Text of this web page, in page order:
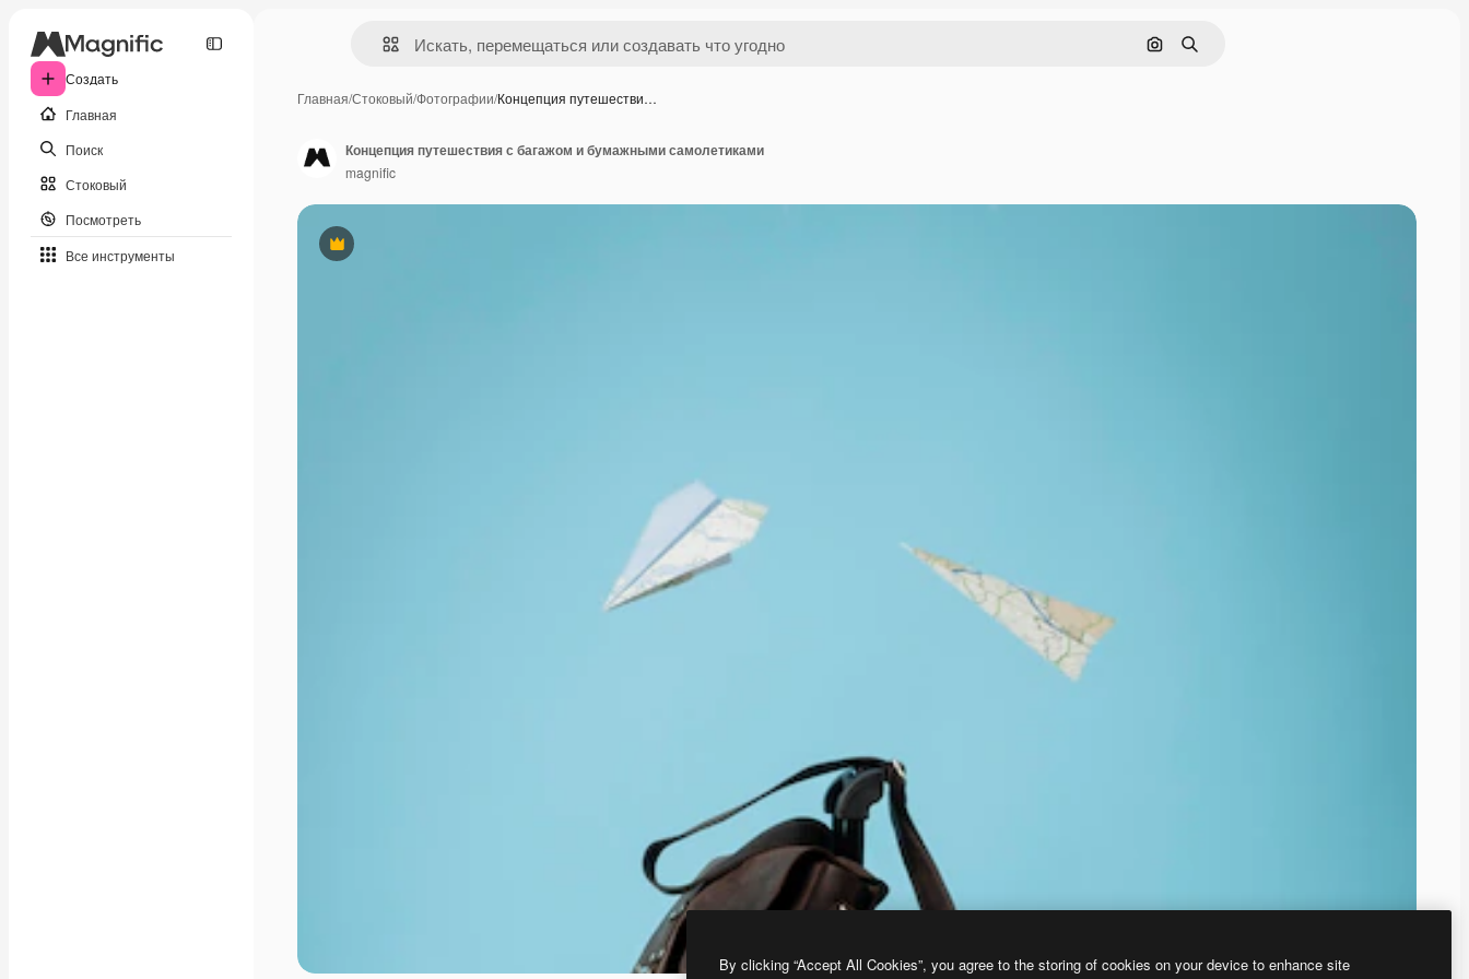
Создать
Главная
Поиск
Стоковый
Посмотреть
Все инструменты
Поиск по изображению
Поиск
Главная/Стоковый/Фотографии/Концепция путешестви…
Премиум
Концепция путешествия с багажом и бумажными самолетиками
magnific
By clicking “Accept All Cookies”, you agree to the storing of cookies on your device to enhance site